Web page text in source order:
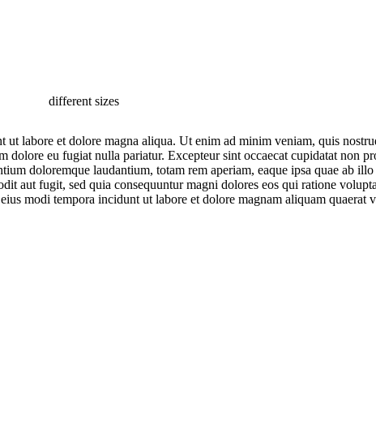
differentsizes
labore et dolore magna aliqua. Ut enim ad minim veniam, quis
eu fugiat nulla pariatur. Excepteur sint occaecat cupidatat non
doloremque laudantium, totam rem aperiam, eaque ipsa quae ab
aut fugit, sed quia consequuntur magni dolores eos qui ratione
modi tempora incidunt ut labore et dolore magnam aliquam quaerat